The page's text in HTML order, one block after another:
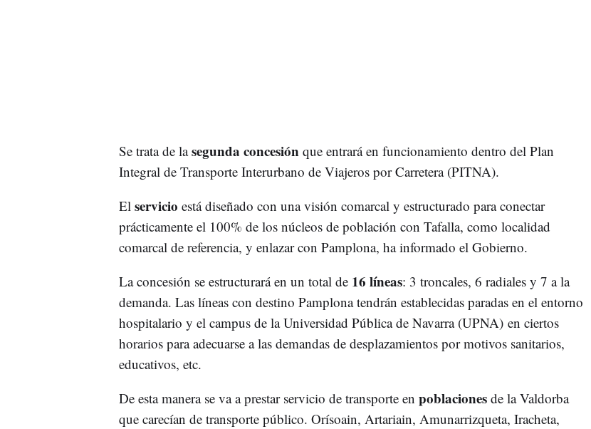
Se trata de lasegunda concesión que entrará en funcionamiento dentro del Plan
Integral de Transporte Interurbano de Viajeros por Carretera (PITNA).
El servicio está diseñado con una visión comarcal y estructurado para conectar
prácticamente el 100% de los núcleos de población con Tafalla, como localidad
comarcal de referencia, y enlazar con Pamplona, ha informado el Gobierno.
La concesión se estructurará en un total de 16 líneas: 3 troncales, 6 radiales y 7 a la
demanda. Las líneas con destino Pamplona tendrán establecidas paradas en el entorno
hospitalario y el campus de la Universidad Pública de Navarra (UPNA) en ciertos
horarios para adecuarse a las demandas de desplazamientos por motivos sanitarios,
educativos, etc.
De esta manera se va a prestar servicio de transporte en poblaciones de la Valdorba
que carecían de transporte público. Orísoain, Artariain, Amunarrizqueta, Iracheta,